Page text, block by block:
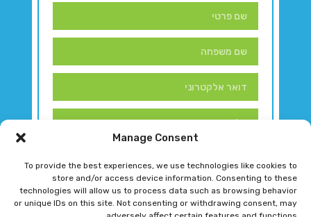
Manage Consent
To provide the best experiences, we use technologies like cookies to
store and/or access device information. Consenting to these
technologies will allow us to process data such as browsing behavior
or unique IDs on this site. Not consenting or withdrawing consent, may